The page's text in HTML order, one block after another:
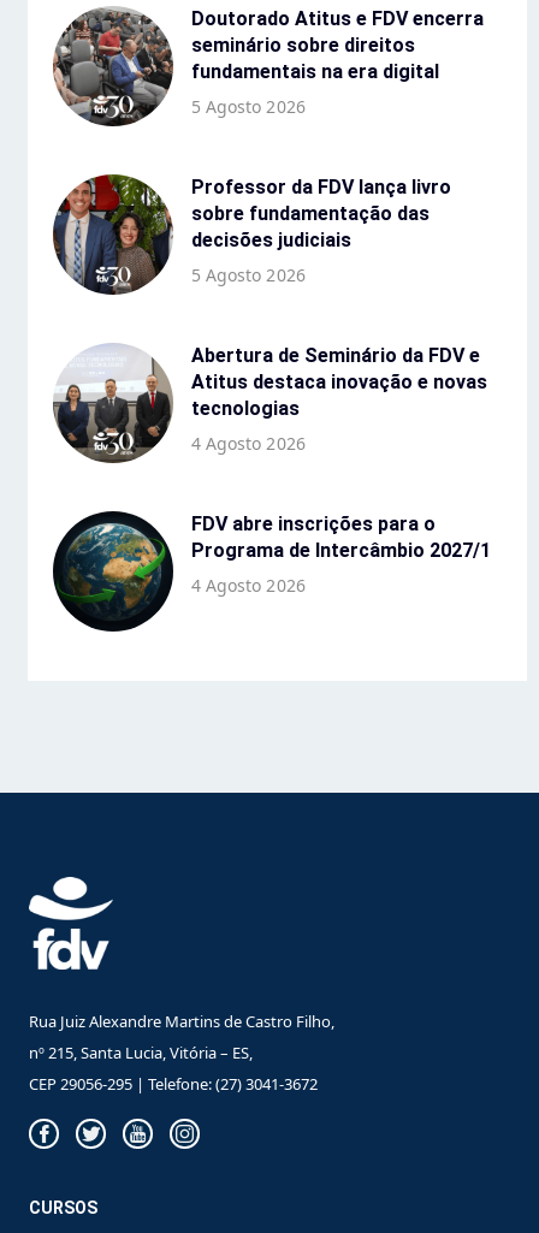
Doutorado Atitus e FDV encerra
seminário sobre direitos
fundamentais na era digital
5 Agosto 2026
Professor da FDV lança livro
sobre fundamentação das
decisões judiciais
5 Agosto 2026
Abertura de Seminário da FDV e
Atitus destaca inovação e novas
tecnologias
4 Agosto 2026
FDV abre inscrições para o
Programa de Intercâmbio 2027/1
4 Agosto 2026
Rua Juiz Alexandre Martins de Castro Filho,
nº 215, Santa Lucia, Vitória – ES,
CEP 29056-295 | Telefone: (27) 3041-3672
CURSOS